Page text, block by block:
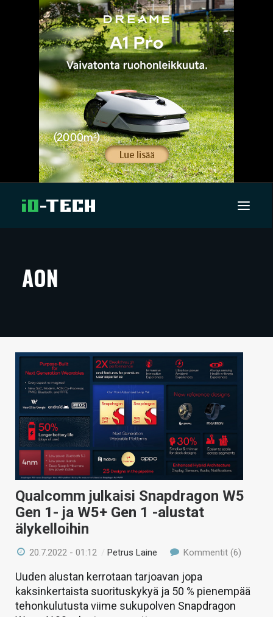
ARTIKKELIT
TECHBBS
HINTA.FI
KAUPPA
VAIHDA TEEMA
HAKU
AON
Qualcomm julkaisi Snapdragon W5
Gen 1- ja W5+ Gen 1 -alustat
älykelloihin
20.7.2022 - 01:12 /Petrus Laine Kommentit (6)
Uuden alustan kerrotaan tarjoavan jopa
kaksinkertaista suorituskykyä ja 50 % pienempää
tehonkulutusta viime sukupolven Snapdragon